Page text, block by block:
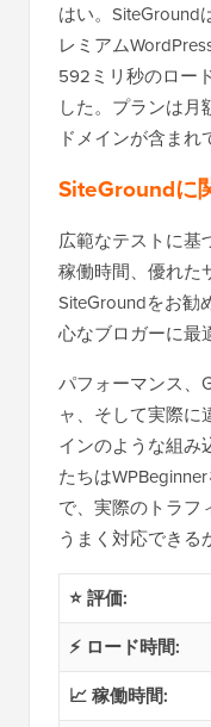
はい。SiteGround
レミアム
592ミリ秒のロー
した。プランは
ドメインが含まれ
SiteGroundに
広範なテストに基
稼働時間、優れた
SiteGroundをお勧
心なブロガーに最
パフォーマンス、
ャ、そして実際に
インのような組み
たちは
で、実際のトラフ
うまく対応できる
⭐ 評価:
⚡ ロード時間:
📈 稼働時間: